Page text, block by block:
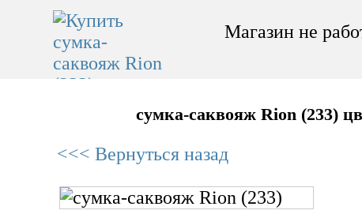
Магазин не
сумка-саквояж Rion (233)
<<< Вернуться назад